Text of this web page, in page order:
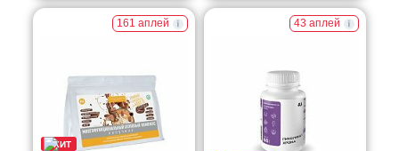
161 аплей 43 аплей